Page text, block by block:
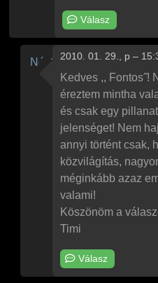
Válasz
Névtelen
VálaszPokolfajzat Fontos!
2010. 01. 29., p –
Kedves ,, Fontos˝!
éreztem mintha
és csak egy
jelenséget! Nem
annyi történt csak,
közvilágítás,
méginkább azaz
valami!
Köszönöm a
Timi
Válasz